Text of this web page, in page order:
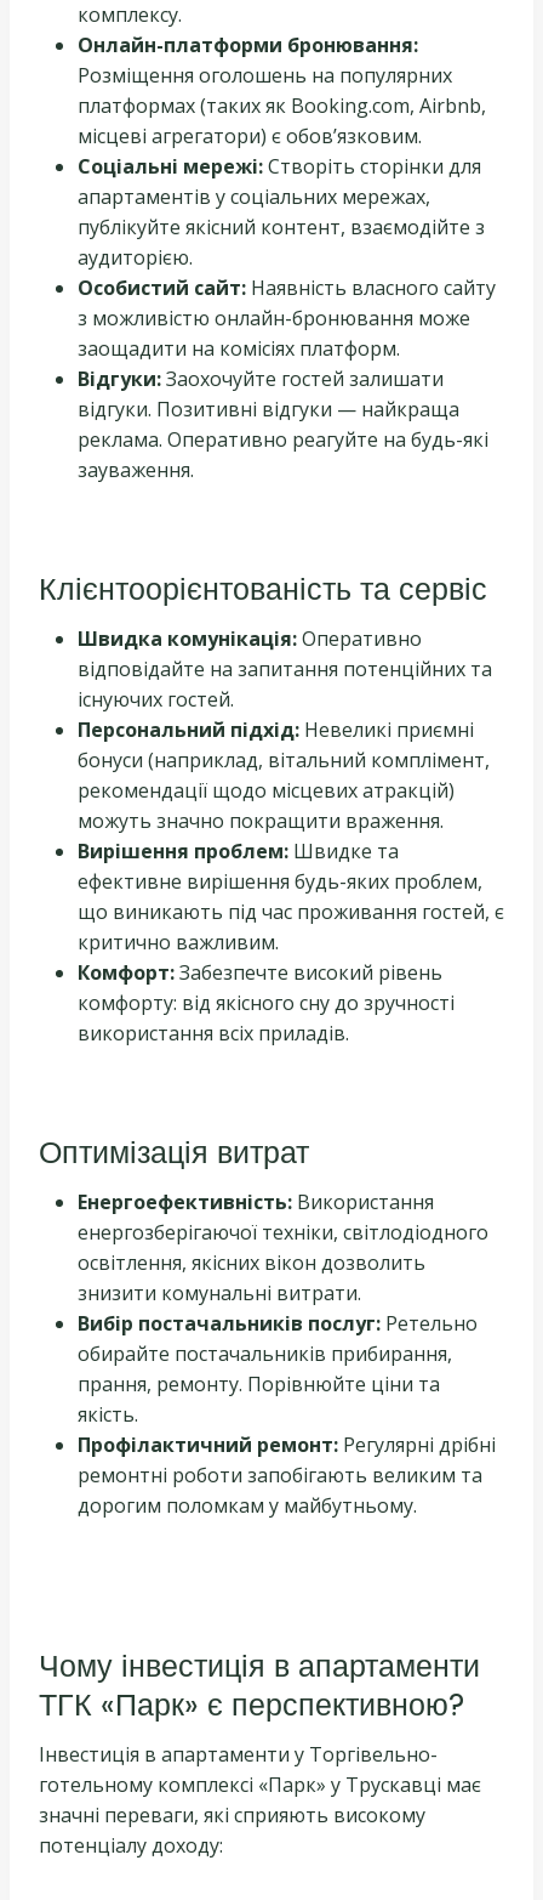
комплексу.
Онлайн-платформи бронювання:
Розміщення оголошень на популярних
платформах (таких як Booking.com, Airbnb,
місцеві агрегатори) є обов’язковим.
Соціальні мережі:Створіть сторінки для
апартаментів у соціальних мережах,
публікуйте якісний контент, взаємодійте з
аудиторією.
Особистий сайт: Наявність власного сайту
з можливістю онлайн-бронювання може
заощадити на комісіях платформ.
Відгуки:Заохочуйте гостей залишати
відгуки. Позитивні відгуки — найкраща
реклама. Оперативно реагуйте на будь-які
зауваження.
Клієнтоорієнтованість та сервіс
Швидка комунікація:Оперативно
відповідайте на запитання потенційних та
існуючих гостей.
Персональний підхід: Невеликі приємні
бонуси (наприклад, вітальний комплімент,
рекомендації щодо місцевих атракцій)
можуть значно покращити враження.
Вирішення проблем: Швидке та
ефективне вирішення будь-яких проблем,
що виникають під час проживання гостей, є
критично важливим.
Комфорт:Забезпечте високий рівень
комфорту: від якісного сну до зручності
використання всіх приладів.
Оптимізація витрат
Енергоефективність: Використання
енергозберігаючої техніки, світлодіодного
освітлення, якісних вікон дозволить
знизити комунальні витрати.
Вибір постачальників послуг: Ретельно
обирайте постачальників прибирання,
прання, ремонту. Порівнюйте ціни та
якість.
Профілактичний ремонт: Регулярні дрібні
ремонтні роботи запобігають великим та
дорогим поломкам у майбутньому.
Чому інвестиція в апартаменти
ТГК «Парк» є перспективною?
Інвестиція в апартаменти у Торгівельно-
готельному комплексі «Парк» у Трускавці має
значні переваги, які сприяють високому
потенціалу доходу: